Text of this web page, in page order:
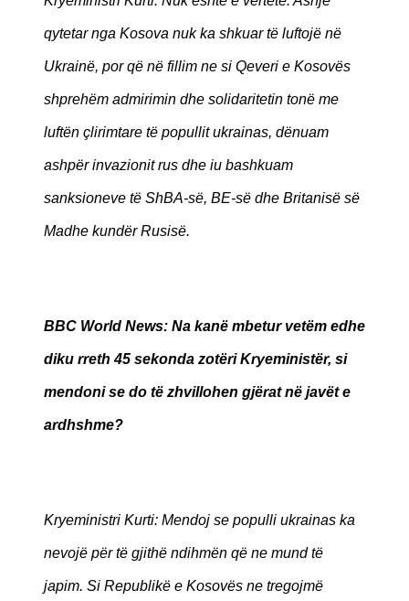
qytetar nga Kosova nuk ka shkuar të luftojë në
Ukrainë, por që në fillim ne si Qeveri e Kosovës
shprehëm admirimin dhe solidaritetin tonë me
luftën çlirimtare të popullit ukrainas, dënuam
ashpër invazionit rus dhe iu bashkuam
sanksioneve të ShBA-së, BE-së dhe Britanisë së
Madhe kundër Rusisë.
BBC World News: Na kanë mbetur vetëm edhe
diku rreth 45 sekonda zotëri Kryeministër, si
mendoni se do të zhvillohen gjërat në javët e
ardhshme?
Kryeministri Kurti: Mendoj se populli ukrainas ka
nevojë për të gjithë ndihmën që ne mund të
japim. Si Republikë e Kosovës ne tregojmë